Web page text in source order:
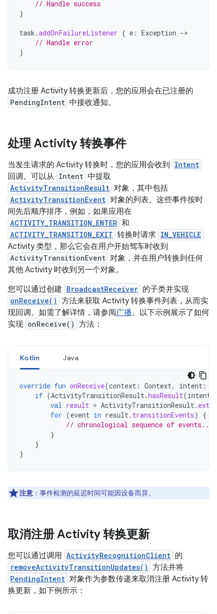
// Handle success
}
task .addOnFailureListener { e : Exception ->
// Handle error
}
成功注册 Activity 转换更新后，您的应用会在已注册的
PendingIntent 中接收通知。
处理 Activity 转换事件
当发生请求的 Activity 转换时，您的应用会收到 Intent
回调。可以从 Intent 中提取
ActivityTransitionResult 对象，其中包括
ActivityTransitionEvent 对象的列表。这些事件按时
间先后顺序排序，例如，如果应用在
ACTIVITY_TRANSITION_ENTER 和
ACTIVITY_TRANSITION_EXIT 转换时请求 IN_VEHICLE
Activity 类型，那么它会在用户开始驾车时收到
ActivityTransitionEvent 对象，并在用户转换到任何
其他 Activity 时收到另一个对象。
您可以通过创建 BroadcastReceiver 的子类并实现
onReceive() 方法来获取 Activity 转换事件列表，从而实
现回调。如需了解详情，请参阅广播。以下示例展示了如何
实现 onReceive() 方法：
Kotlin Java
override fun onReceive(context : Context, intent :
if (ActivityTransitionResult.hasResult(intent
val result = ActivityTransitionResult.
for (event in result. transitionEvents)
{
// chronological sequence of events....
}
}
}
注意 ：事件检测的延迟时间可能因设备而异。
取消注册 Activity 转换更新
您可以通过调用 ActivityRecognitionClient 的
removeActivityTransitionUpdates() 方法并将
PendingIntent 对象作为参数传递来取消注册 Activity 转
换更新，如下例所示：